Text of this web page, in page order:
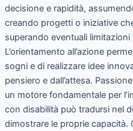
decisione e rapidità,
creando progetti o iniziative
superando eventuali
L’orientamento all’azione
sogni e di realizzare idee
pensiero e dall’attesa.
un motore fondamentale per
con disabilità può tradursi nel
dimostrare le proprie capacità.